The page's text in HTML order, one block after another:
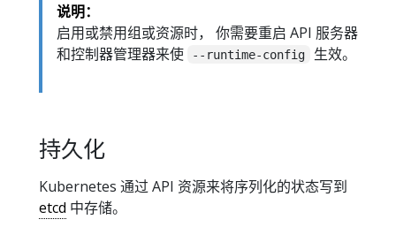
说明：
启用或禁用组或资源时， 你需要重启 API 服务器
和控制器管理器来使
--runtime-config 生效。
持久化
Kubernetes 通过 API 资源来将序列化的状态写到
etcd 中存储。